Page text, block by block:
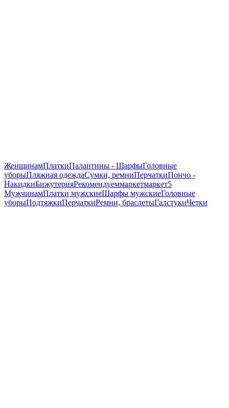
ЖенщинамПлаткиПалантины - ШарфыГоловные
уборыПляжная одеждаСумки, ремниПерчаткиПончо -
НакидкиБижутерияРекомендуеммаркетмаркет5
МужчинамПлатки мужскиеШарфы мужскиеГоловные
уборыПодтяжкиПерчаткиРемни, браслетыГалстукиЧетки